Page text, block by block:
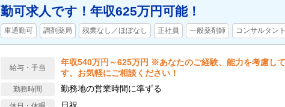
勤可求人です！年収625万円可能！
車通勤可 調剤薬局 残業なし／ほぼなし 正社員 一般薬剤師 コンサルタン
給与・手当
年収540万円～625万円 ※あなたのご経験、能力を考慮し
す。お気軽にご相談ください！
勤務時間 勤務地の営業時間に準ずる